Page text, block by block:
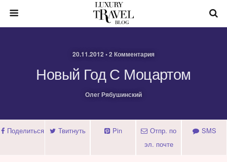
20.11.2012 • 2 Комментария
Новый Год С Моцартом
Олег Рябушинский
Поделиться Твитнуть Pin
Отпр. по
эл. почте
SMS